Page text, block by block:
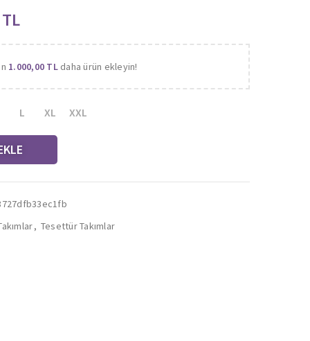
TL
1.000,00 TLdaha ürün ekleyin!
L XL XXL
, Tesettür Takımlar